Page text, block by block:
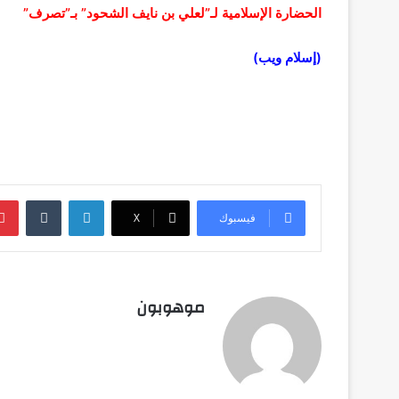
الحضارة الإسلامية لـ”لعلي بن نايف الشحود” بـ”تصرف”
(إسلام ويب)
فيسبوك ‫X
لينكدإن
موهوبون